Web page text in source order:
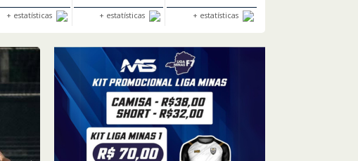
+ estatísticas + estatísticas + estatísticas